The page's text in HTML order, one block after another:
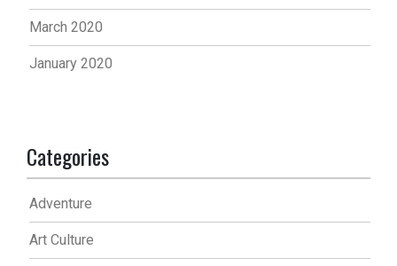
March 2020
January 2020
Categories
Adventure
Art Culture